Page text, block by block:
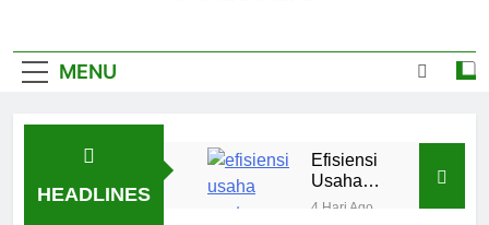
MENU
HEADLINES
Efisiensi
Usaha
Santan
4 Hari Ago